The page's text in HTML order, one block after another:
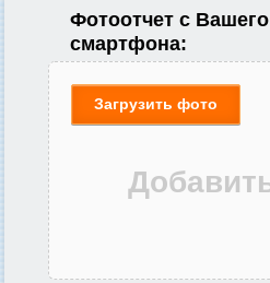
Фотоотчет с Вашего
смартфона:
Загрузить фото